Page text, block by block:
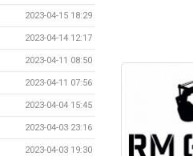
2023-04-15 18:29
2023-04-14 12:17
2023-04-11 08:50
2023-04-11 07:56
2023-04-04 15:45
2023-04-03 23:16
2023-04-03 19:30